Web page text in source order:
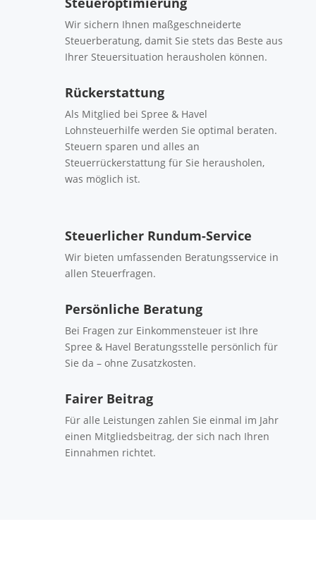
Wir sichern Ihnen maßgeschneiderte
Steuerberatung, damit Sie stets das Beste aus
Ihrer Steuersituation herausholen können.
Rückerstattung
Als Mitglied bei Spree & Havel
Lohnsteuerhilfe werden Sie optimal beraten.
Steuern sparen und alles an
Steuerrückerstattung für Sie herausholen,
was möglich ist.
Steuerlicher Rundum-Service
Wir bieten umfassenden Beratungsservice in
allen Steuerfragen.
Persönliche Beratung
Bei Fragen zur Einkommensteuer ist Ihre
Spree & Havel Beratungsstelle persönlich für
Sie da – ohne Zusatzkosten.
Fairer Beitrag
Für alle Leistungen zahlen Sie einmal im Jahr
einen Mitgliedsbeitrag, der sich nach Ihren
Einnahmen richtet.